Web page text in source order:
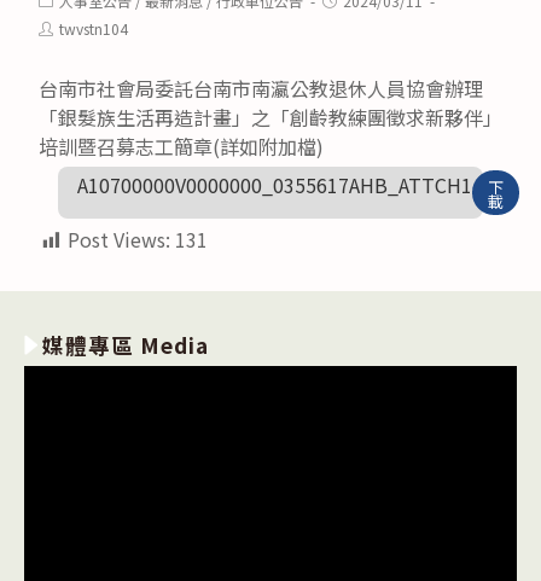
category:
Posttwvstn104
台南市社會局委託台南市南瀛公教退休人員協會辦理
「銀髮族生活再造計畫」之「創齡教練團徵求新夥伴」
培訓暨召募志工簡章(詳如附加檔)
A10700000V0000000_0355617AHB_ATTCH1
下
載
Post Views: 131
媒體專區 Media